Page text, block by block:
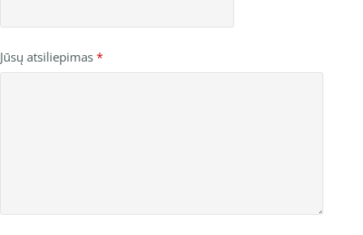
Jūsų atsiliepimas *